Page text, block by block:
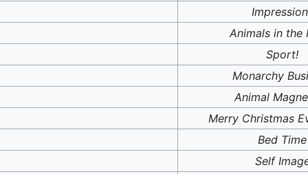
Animals in the
Sport!
Monarchy
Animal
Merry Christmas
Bed Time
Self